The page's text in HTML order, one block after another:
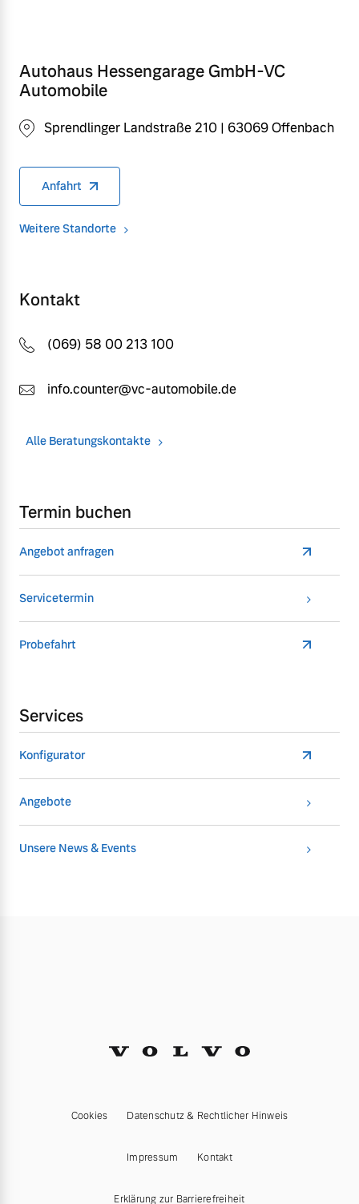
Autohaus Hessengarage GmbH-VC
Automobile
Sprendlinger Landstraße 210 | 63069 Offenbach
Anfahrt
Weitere Standorte
Kontakt
(069) 58 00 213 100
info.counter@vc-automobile.de
Alle Beratungskontakte
Termin buchen
Angebot anfragen
Servicetermin
Probefahrt
Services
Konfigurator
Angebote
Unsere News & Events
Cookies Datenschutz & Rechtlicher Hinweis
Impressum Kontakt
Erklärung zur Barrierefreiheit